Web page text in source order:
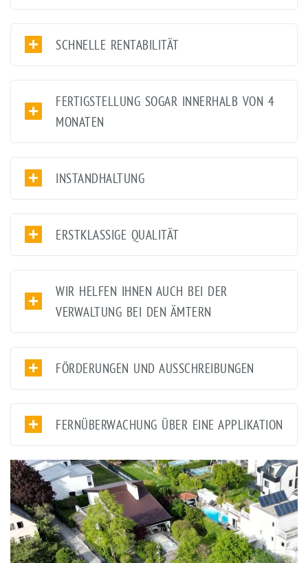
SCHNELLE RENTABILITÄT
FERTIGSTELLUNG SOGAR INNERHALB VON 4
MONATEN
INSTANDHALTUNG
ERSTKLASSIGE QUALITÄT
WIR HELFEN IHNEN AUCH BEI DER
VERWALTUNG BEI DEN ÄMTERN
FÖRDERUNGEN UND AUSSCHREIBUNGEN
FERNÜBERWACHUNG ÜBER EINE APPLIKATION